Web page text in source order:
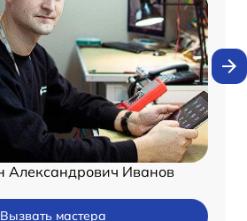
Александрович Иванов
Вызвать мастера